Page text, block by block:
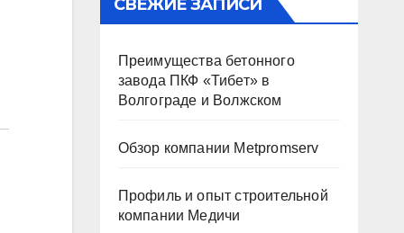
СВЕЖИЕ ЗАПИСИ
Преимущества бетонного
завода ПКФ «Тибет» в
Волгограде и Волжском
Обзор компании Metpromserv
Профиль и опыт строительной
компании Медичи